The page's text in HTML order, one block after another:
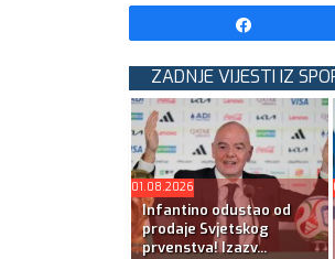
ZADNJE VIJESTI IZ
01.08.2026
Infantino odustao od
prodaje Svjetskog
prvenstva! Izazv...